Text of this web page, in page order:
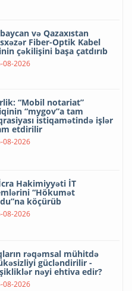
və Qazaxıstan
Fiber-Optik Kabel
çəkilişini başa çatdırıb
08-2026
“Mobil notariat”
“mygov”a tam
istiqamətində işlər
etdirilir
08-2026
Hakimiyyəti İT
“Hökumət
köçürüb
08-2026
rəqəmsal mühitdə
gücləndirilir -
nəyi ehtiva edir?
08-2026